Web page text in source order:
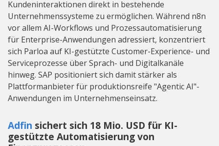
Kundeninteraktionen direkt in bestehende
Unternehmenssysteme zu ermöglichen. Während n8n
vor allem AI-Workflows und Prozessautomatisierung
für Enterprise-Anwendungen adressiert, konzentriert
sich Parloa auf KI-gestützte Customer-Experience- und
Serviceprozesse über Sprach- und Digitalkanäle
hinweg. SAP positioniert sich damit stärker als
Plattformanbieter für produktionsreife "Agentic AI"-
Anwendungen im Unternehmenseinsatz.
Adfin sichert sich 18 Mio. USD für KI-
gestützte Automatisierung von